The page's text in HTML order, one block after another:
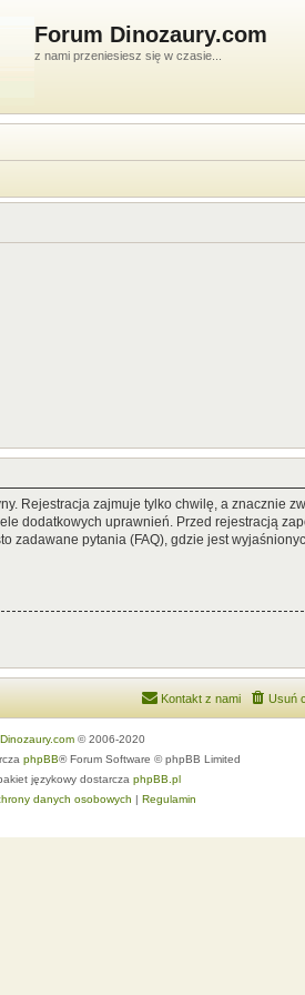
Forum Dinozaury.com
z nami przeniesiesz się w czasie...
Rejestracja zajmuje tylko chwilę, a znacznie
dodatkowych uprawnień. Przed rejestracją
zadawane pytania (FAQ), gdzie jest
Usuń
Kontakt z nami
Dinozaury.com© 2006-2020
phpBB® Forum Software © phpBB Limited
językowy dostarcza phpBB.pl
danych osobowych | Regulamin